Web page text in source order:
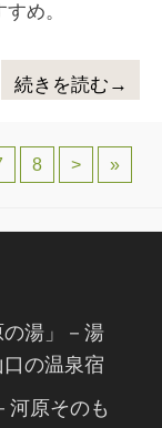
め。
続きを読む→
8 > »
湯」－湯
の温泉宿
河原そのも